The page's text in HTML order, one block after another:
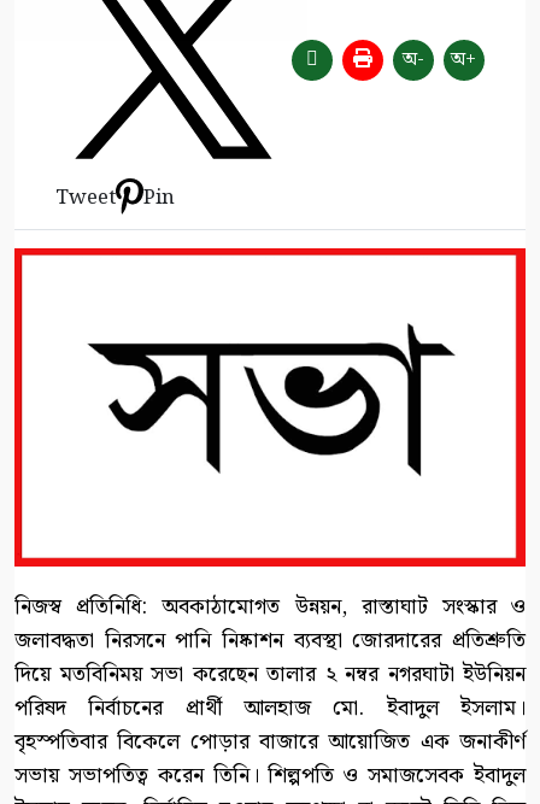
Tweet Pin
অ- অ+
নিজস্ব প্রতিনিধি: অবকাঠামোগত উন্নয়ন, রাস্তাঘাট সংস্কার ও
জলাবদ্ধতা নিরসনে পানি নিষ্কাশন ব্যবস্থা জোরদারের প্রতিশ্রুতি
দিয়ে মতবিনিময় সভা করেছেন তালার ২ নম্বর নগরঘাটা ইউনিয়ন
পরিষদ নির্বাচনের প্রার্থী আলহাজ মো. ইবাদুল ইসলাম।
বৃহস্পতিবার বিকেলে পোড়ার বাজারে আয়োজিত এক জনাকীর্ণ
সভায় সভাপতিত্ব করেন তিনি। শিল্পপতি ও সমাজসেবক ইবাদুল